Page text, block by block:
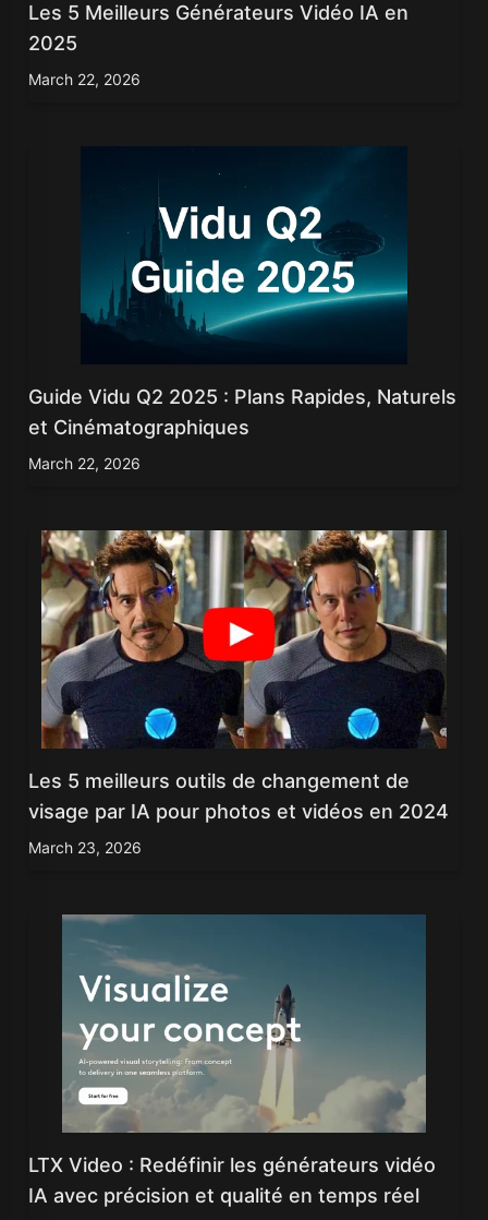
Les 5 Meilleurs Générateurs Vidéo IA en
2025
March 22, 2026
Guide Vidu Q2 2025 : Plans Rapides, Naturels
et Cinématographiques
March 22, 2026
Les 5 meilleurs outils de changement de
visage par IA pour photos et vidéos en 2024
March 23, 2026
LTX Video : Redéfinir les générateurs vidéo
IA avec précision et qualité en temps réel